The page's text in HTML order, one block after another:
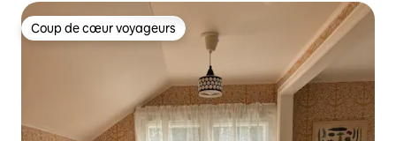
Coup de cœur voyageurs
Coup de cœur voyageurs